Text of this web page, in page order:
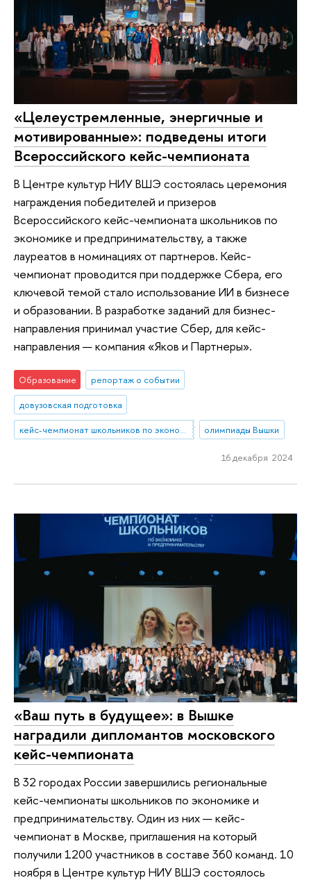
«Целеустремленные, энергичные и
мотивированные»: подведены итоги
Всероссийского кейс-чемпионата
В Центре культур НИУ ВШЭ состоялась церемония
награждения победителей и призеров
Всероссийского кейс-чемпионата школьников по
экономике и предпринимательству, а также
лауреатов в номинациях от партнеров. Кейс-
чемпионат проводится при поддержке Сбера, его
ключевой темой стало использование ИИ в бизнесе
и образовании. В разработке заданий для бизнес-
направления принимал участие Сбер, для кейс-
направления — компания «Яков и Партнеры».
Образование
репортаж о событии
довузовская подготовка
кейс-чемпионат школьников по экономике и предпринимательству
олимпиады Вышки
16 декабря 2024
«Ваш путь в будущее»: в Вышке
наградили дипломантов московского
кейс-чемпионата
В 32 городах России завершились региональные
кейс-чемпионаты школьников по экономике и
предпринимательству. Один из них — кейс-
чемпионат в Москве, приглашения на который
получили 1200 участников в составе 360 команд. 10
ноября в Центре культур НИУ ВШЭ состоялось